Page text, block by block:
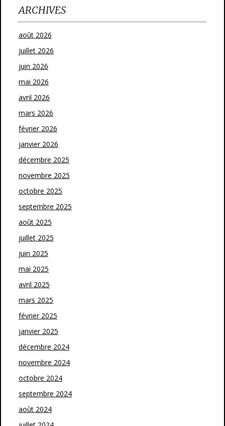
ARCHIVES
août 2026
juillet 2026
juin 2026
mai 2026
avril 2026
mars 2026
février 2026
janvier 2026
décembre 2025
novembre 2025
octobre 2025
septembre 2025
août 2025
juillet 2025
juin 2025
mai 2025
avril 2025
mars 2025
février 2025
janvier 2025
décembre 2024
novembre 2024
octobre 2024
septembre 2024
août 2024